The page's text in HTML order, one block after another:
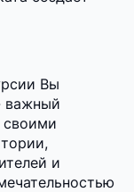
Вы
важный
своими
и